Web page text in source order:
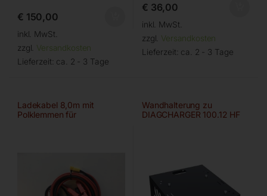
€ 150,00
inkl. MwSt.
zzgl. Versandkosten
Lieferzeit: ca. 2 - 3 Tage
€ 36,00
inkl. MwSt.
zzgl. Versandkosten
Lieferzeit: ca. 2 - 3 Tage
Ladekabel 8,0m mit
Polklemmen für
Wandhalterung zu
DIAGCHARGER 100.12 HF